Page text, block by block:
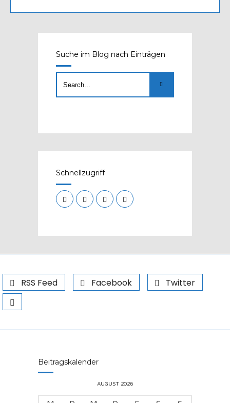
Suche im Blog nach Einträgen
Schnellzugriff
RSS Feed Facebook Twitter
Beitragskalender
AUGUST 2026